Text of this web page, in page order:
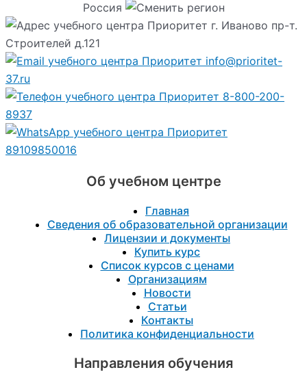
Россия
г. Иваново пр-т.
Строителей д.121
info@prioritet-
37.ru
8-800-200-
8937
89109850016
Об учебном центре
Главная
Сведения об образовательной организации
Лицензии и документы
Купить курс
Список курсов с ценами
Организациям
Новости
Статьи
Контакты
Политика конфиденциальности
Направления обучения